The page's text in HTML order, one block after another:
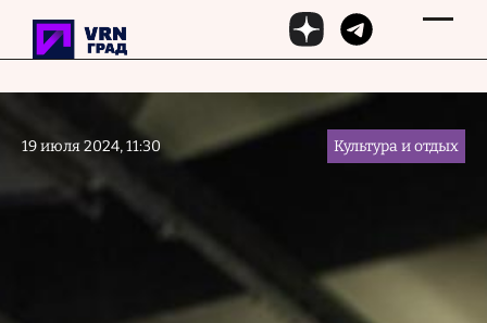
Перейти к основному содержанию
19 июля 2024, 11:30 Культура и отдых